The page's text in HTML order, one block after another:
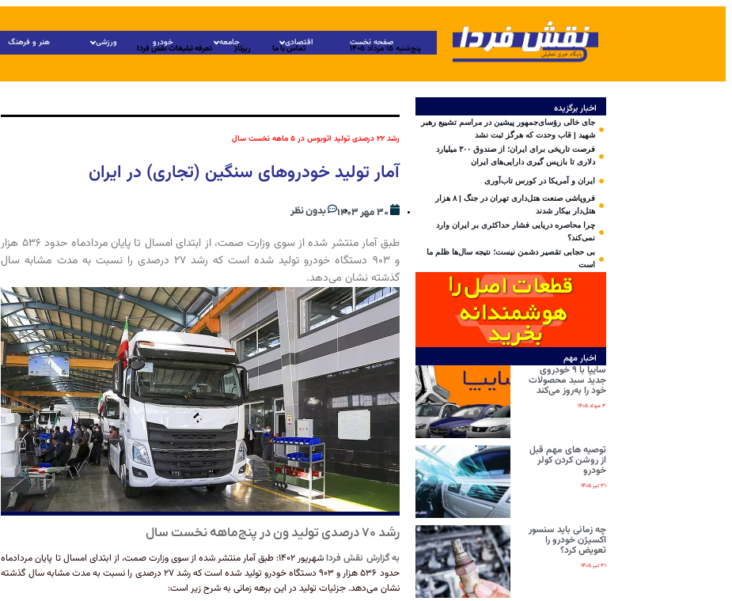
صفحه نخست اقتصادی جامعه خودرو ورزشی هنر و فرهنگ
پنج‌شنبه ۱۵ مرداد ۱۴۰۵ تماس با ما رپرتاژ تعرفه تبلیغات نقش فردا
اخبار برگزیده
جای خالی رؤسای‌جمهور پیشین در مراسم تشییع رهبر
شهید | قاب وحدت که هرگز ثبت نشد
فرصت تاریخی برای ایران؛ از صندوق ۳۰۰ میلیارد
دلاری تا بازپس گیری دارایی‌های ایران
ایران و آمریکا در کورس تاب‌آوری
فروپاشی صنعت هتل‌داری تهران در جنگ | ۸ هزار
هتل‌دار بیکار شدند
چرا محاصره دریایی فشار حداکثری بر ایران وارد
نمی‌کند؟
بی‌ حجابی تقصیر دشمن نیست؛ نتیجه سال‌ها ظلم ما
است
اخبار مهم
سایپا با ۹ خودروی
جدید سبد محصولات
خود را به‌روز می‌کند
۳ مرداد ۱۴۰۵
توصیه های مهم قبل
از روشن کردن کولر
خودرو
۳۱ تیر ۱۴۰۵
چه زمانی باید سنسور
اکسیژن خودرو را
تعویض کرد؟
۳۱ تیر ۱۴۰۵
رشد ۲۲ درصدی تولید اتوبوس در ۵ ماهه نخست سال
آمار تولید خودروهای سنگین (تجاری) در ایران
۳۰ مهر ۱۴۰۳ بدون نظر
طبق آمار منتشر شده از سوی وزارت صمت، از ابتدای امسال تا پایان مردادماه حدود ۵۳۶ هزار
و ۹۰۳ دستگاه خودرو تولید شده است که رشد ۲۷ درصدی را نسبت به مدت مشابه سال
گذشته نشان می‌دهد.
رشد ۷۰ درصدی تولید ون در پنج‌ماهه نخست سال
به گزارش نقش فردا
شهریور ۱۴۰۲: طبق آمار منتشر شده از سوی وزارت صمت، از ابتدای امسال تا پایان مردادماه
حدود ۵۳۶ هزار و ۹۰۳ دستگاه خودرو تولید شده است که رشد ۲۷ درصدی را نسبت به مدت مشابه سال گذشته
نشان می‌دهد. جزئیات تولید در این برهه زمانی به شرح زیر است: